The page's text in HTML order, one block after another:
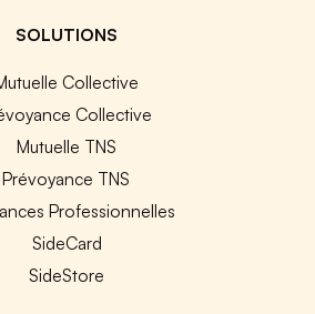
SOLUTIONS
Collective
Collective
Mutuelle TNS
Prévoyance TNS
Professionnelles
SideCard
SideStore